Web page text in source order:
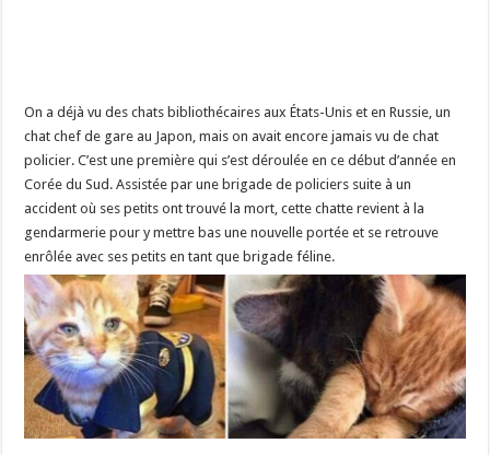
On a déjà vu des chats bibliothécaires aux États-Unis et en Russie, un
chat chef de gare au Japon, mais on avait encore jamais vu de chat
policier. C’est une première qui s’est déroulée en ce début d’année en
Corée du Sud. Assistée par une brigade de policiers suite à un
accident où ses petits ont trouvé la mort, cette chatte revient à la
gendarmerie pour y mettre bas une nouvelle portée et se retrouve
enrôlée avec ses petits en tant que brigade féline.